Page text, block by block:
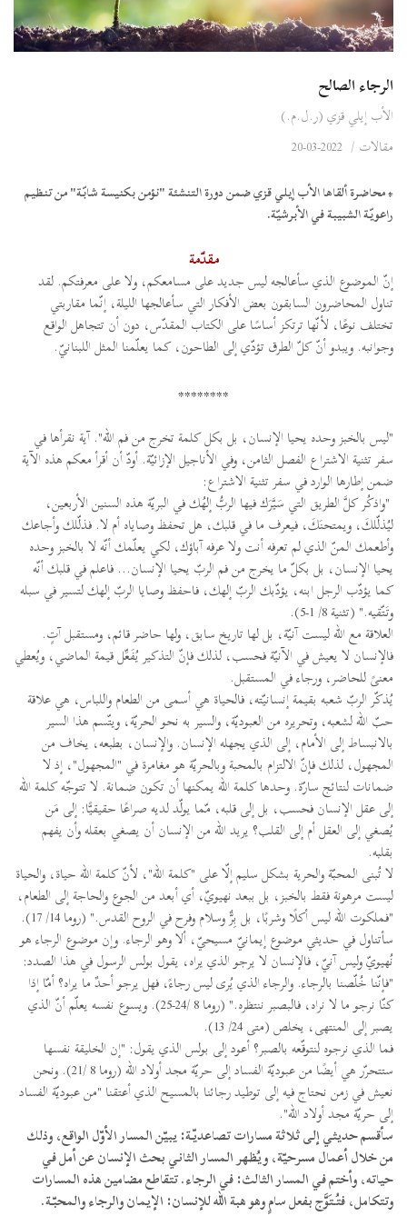
الرجاء الصالح
الأب إيلي قزي (ر.ل.م.)
مقالات /
* محاضرة ألقاها الأب إيلي قزي ضمن دورة التنشئة "نؤمن بكنيسة شابّة" من تنظيم
راعويّة الشبيبة في الأبرشيّة.
مقدّمة
إنّ الموضوع الذي سأعالجه ليس جديد على مسامعكم، ولا على معرفتكم. لقد
تناول المحاضرون السابقون بعض الأفكار التي سأعالجها الليلة، إنّما مقاربتي
تختلف نوعًا، لأنّها ترتكز أساسًا على الكتاب المقدّس، دون أن تتجاهل الواقع
وجوانبه. ويبدو أنّ كلّ الطرق تؤدّي إلى الطاحون، كما يعلّمنا المثل اللبنانيّ.
********
"ليس بالخبز وحده يحيا الإنسان، بل بكل كلمة تخرج من فم الله". آية نقرأها في
سفر تثنية الاشتراع الفصل الثامن، وفي الأناجيل الإزائيّة. أودّ أن أقرأ معكم هذه الآية
ضمن إطارها الوارد في سفر تثنية الاشتراع:
"واذكُر كلَّ الطريق التي سَيَّرَك فيها الربُّ إلهُك في البريّة هذه السنين الأربعين،
ليُذلّلكَ، ويمتحنَكَ، فيعرف ما في قلبك، هل تحفظ وصاياه أم لا. فذلّلك وأجاعك
وأطعمك المنّ الذي لم تعرفه أنت ولا عرفه آباؤك، لكي يعلّمك أنّه لا بالخبز وحده
يحيا الإنسان، بل بكلّ ما يخرج من فم الربّ يحيا الإنسان... فاعلم في قلبك أنّه
كما يؤدّب الرجل ابنه، يؤدّبك الربّ إلهك، فاحفظ وصايا الربّ إلهك لتسير في سبله
وتَتّقيه." (تثنية 8/ 1-5).
العلاقة مع الله ليست آنيّة، بل لها تاريخ سابق، ولها حاضر قائم، ومستقبل آتٍ.
فالإنسان لا يعيش في الآنيّة فحسب، لذلك فإنّ التذكير يُفَعِّل قيمة الماضي، ويُعطي
معنىً للحاضر، ورجاء في المستقبل.
يُذكّر الربّ شعبه بقيمة إنسانيّته، فالحياة هي أسمى من الطعام واللباس، هي علاقة
حبّ الله لشعبه، وتحريره من العبوديّة، والسير به نحو الحريّة، ويتّسم هذا السير
بالانبساط إلى الأمام، إلى الذي يجهله الإنسان. والإنسان، بطبعه، يخاف من
المجهول، لذلك فإنّ الالتزام بالمحبة وبالحريّة هو مغامرة في "المجهول"، إذ لا
ضمانات لنتائج سارّة. وحدها كلمة الله يمكنها أن تكون ضمانة. لا تتوجّه كلمة الله
إلى عقل الإنسان فحسب، بل إلى قلبه، مّما يولّد لديه صراعًا حقيقيًّا: إلى مَن
يُصغي إلى العقل أم إلى القلب؟ يريد الله من الإنسان أن يصغي بعقله وأن يفهم
بقلبه.
لا تُبنى المحبّة والحرية بشكل سليم إلّا على "كلمة الله"، لأنّ كلمة الله حياة، والحياة
ليست مرهونة فقط بالخبز، بل ببعد نهيويّ، أي أبعد من الجوع والحاجة إلى الطعام،
"فملكوت الله ليس أكلًا وشربًا، بل بِرٌّ وسلام وفرح في الروح القدس." (روما 14/ 17).
سأتناول في حديثي موضوع إيمانيّ مسيحيّ، ألا وهو الرجاء. وإن موضوع الرجاء هو
نُهيويّ وليس آنيّ، فالإنسان لا يرجو الذي يراه، يقول بولس الرسول في هذا الصدد:
"فإنّنا خُلّصنا بالرجاء. والرجاء الذي يُرى ليس رجاءً، فهل يرجو أحدٌ ما يراه؟ أمّا إذا
كنّا نرجو ما لا نراه، فالبصبر ننتظره." (روما 8 /24-25). ويسوع نفسه يعلّم أنّ الذي
يصبر إلى المنتهى، يخلص (متى 24/ 13).
فما الذي نرجوه لنتوقّعه بالصبر؟ أعود إلى بولس الذي يقول: "إن الخليقة نفسها
ستتحرّر هي أيضًا من عبوديّة الفساد إلى حريّة مجد أولاد الله (روما 8 /21). ونحن
نعيش في زمن نحتاج فيه إلى توطيد رجائنا بالمسيح الذي أعتقنا "من عبوديّة الفساد
إلى حريّة مجد أولاد الله".
سأقسم حديثي إلى ثلاثة مسارات تصاعديّة: يبيّن المسار الأوّل الواقع، وذلك
من خلال أعمال مسرحيّة، ويُظهر المسار الثاني بحث الإنسان عن أمل في
حياته، وأختم في المسار الثالث: في الرجاء. تتقاطع مضامين هذه المسارات
وتتكامل، فتُتَوَّج بفعل سامٍ وهو هبة الله للإنسان: الإيمان والرجاء والمحبّة.